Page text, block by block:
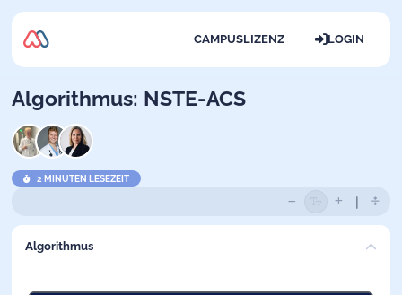
CAMPUSLIZENZ LOGIN
Algorithmus: NSTE-ACS
2 MINUTEN LESEZEIT
Algorithmus